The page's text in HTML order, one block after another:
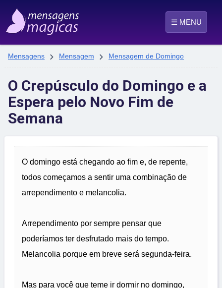
☰ MENU
Mensagens  Mensagem  Mensagem de Domingo
O Crepúsculo do Domingo e a
Espera pelo Novo Fim de
Semana
O domingo está chegando ao fim e, de repente,
todos começamos a sentir uma combinação de
arrependimento e melancolia.
Arrependimento por sempre pensar que
poderíamos ter desfrutado mais do tempo.
Melancolia porque em breve será segunda-feira.
Mas para você que teme ir dormir no domingo,